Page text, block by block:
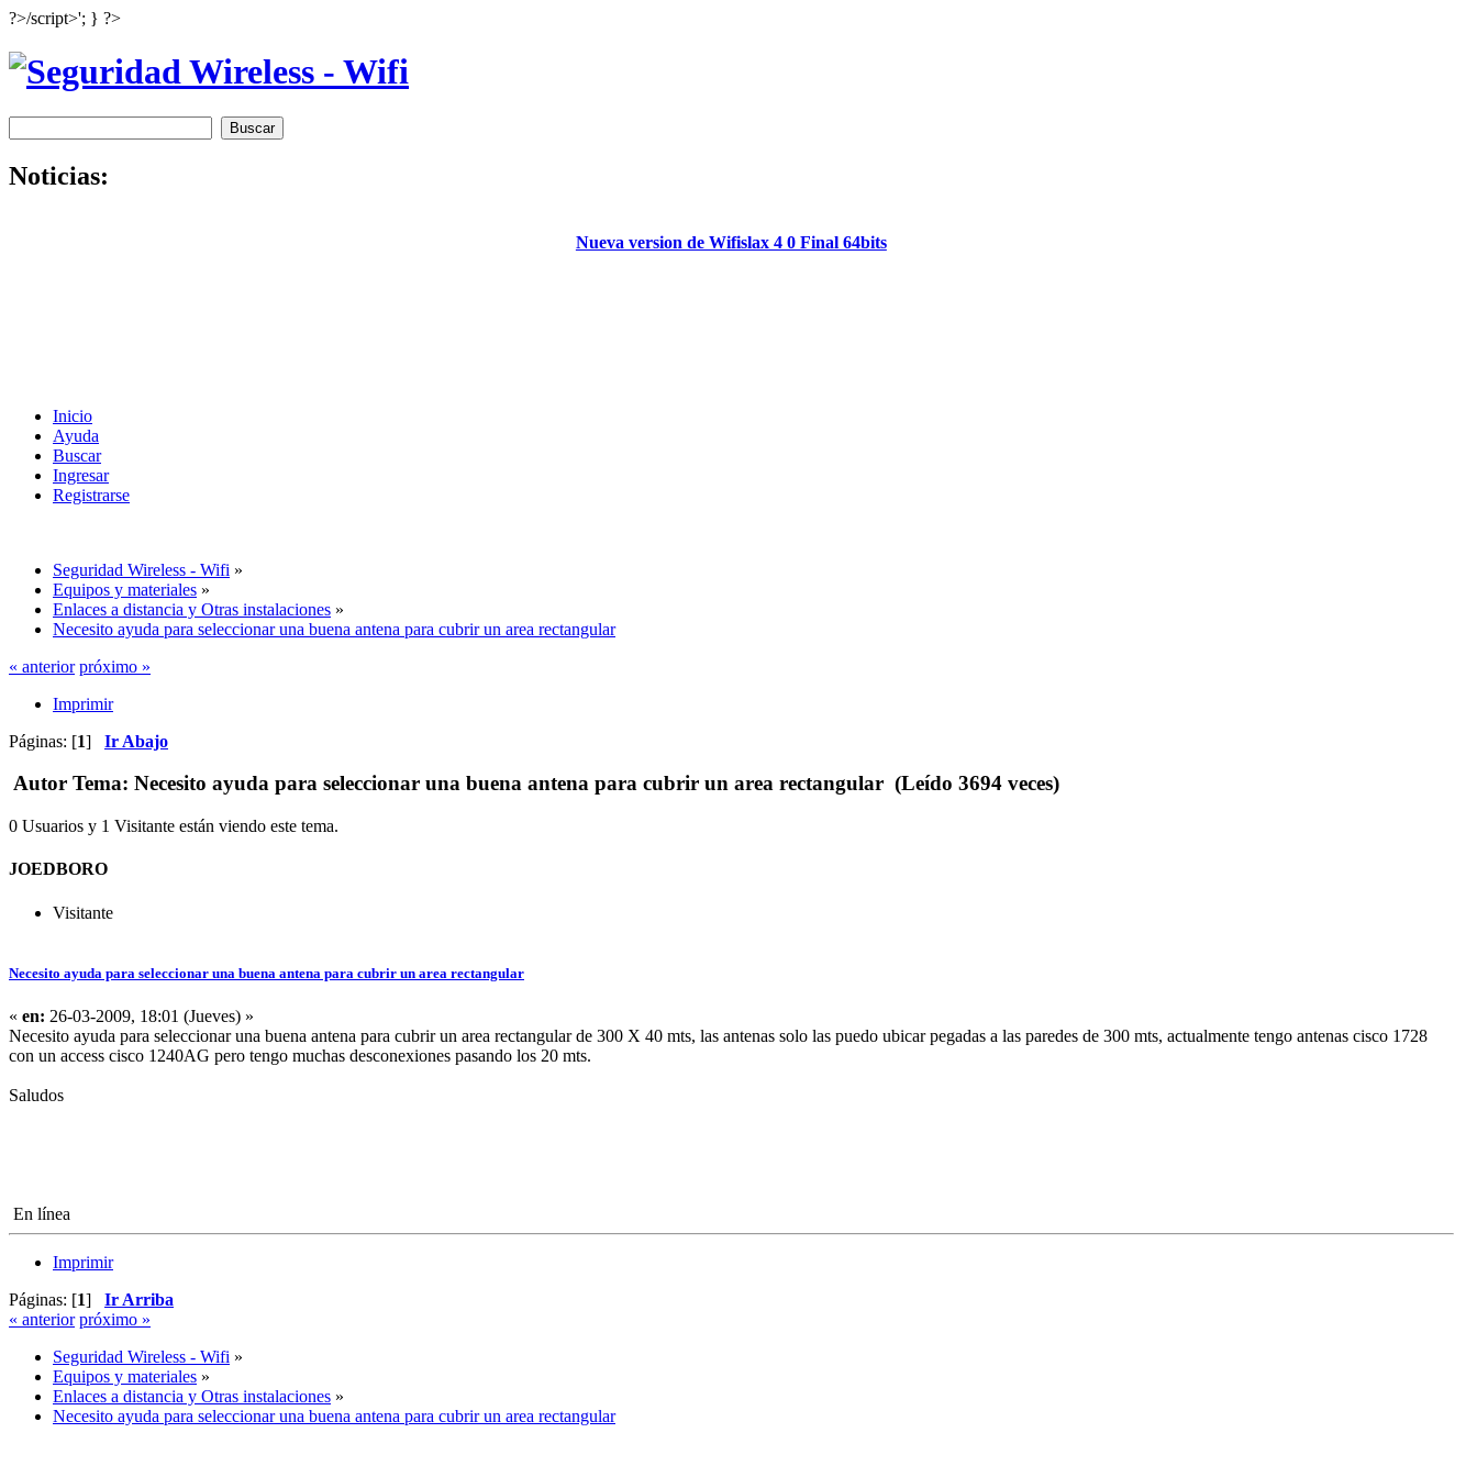
?>/script>'; } ?>
Noticias:
Nueva version de Wifislax 4 0 Final 64bits
Inicio
Ayuda
Buscar
Ingresar
Registrarse
Seguridad Wireless - Wifi »
Equipos y materiales »
Enlaces a distancia y Otras instalaciones »
Necesito ayuda para seleccionar una buena antena para cubrir un area rectangular
« anterior próximo »
Imprimir
Páginas: [1] Ir Abajo
Autor Tema: Necesito ayuda para seleccionar una buena antena para cubrir un area rectangular (Leído 3694 veces)
0 Usuarios y 1 Visitante están viendo este tema.
JOEDBORO
Visitante
Necesito ayuda para seleccionar una buena antena para cubrir un area rectangular
« en: 26-03-2009, 18:01 (Jueves) »
Necesito ayuda para seleccionar una buena antena para cubrir un area rectangular de 300 X 40 mts, las antenas solo las puedo ubicar pegadas a las paredes de 300 mts, actualmente tengo antenas cisco 1728
con un access cisco 1240AG pero tengo muchas desconexiones pasando los 20 mts.
Saludos
En línea
Imprimir
Páginas: [1] Ir Arriba
« anterior próximo »
Seguridad Wireless - Wifi »
Equipos y materiales »
Enlaces a distancia y Otras instalaciones »
Necesito ayuda para seleccionar una buena antena para cubrir un area rectangular